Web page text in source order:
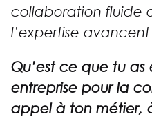
collaboration fluide
l’expertise
Qu’est ce que tu
entreprise pour la
appel à ton métier,